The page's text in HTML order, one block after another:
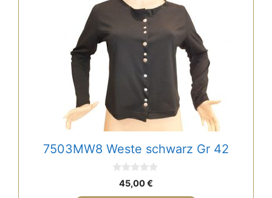
7503MW8 Weste schwarz Gr 42
45,00€